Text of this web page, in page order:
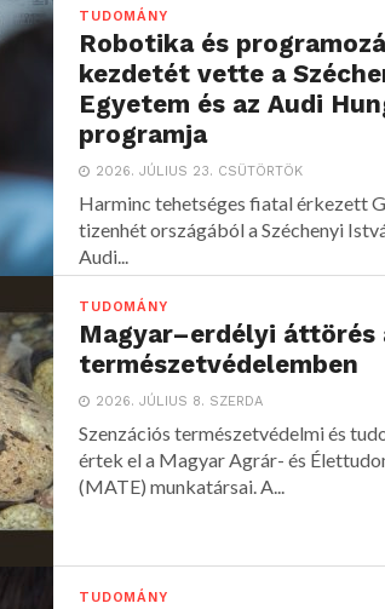
TUDOMÁNY
Robotika és
kezdetét vette a
Egyetem és az Audi
programja
2026. JÚLIUS 23. CSÜTÖRTÖK
Harminc tehetséges fiatal érkezett
tizenhét országából a Széchenyi
Audi...
TUDOMÁNY
Magyar–erdélyi áttörés
természetvédelemben
2026. JÚLIUS 8. SZERDA
Szenzációs természetvédelmi és
értek el a Magyar Agrár- és
(MATE) munkatársai. A...
TUDOMÁNY